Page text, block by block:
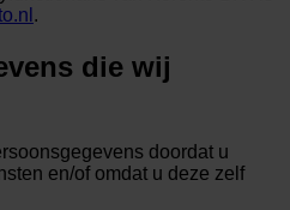
.
die wij
doordat u
en/of omdat u deze zelf